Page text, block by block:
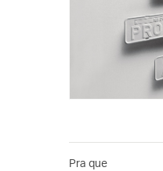
Pra que